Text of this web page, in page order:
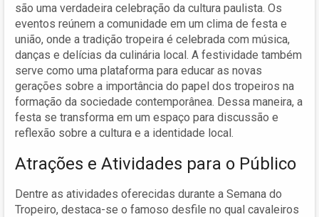
são uma verdadeira celebração da cultura paulista. Os
eventos reúnem a comunidade em um clima de festa e
união, onde a tradição tropeira é celebrada com música,
danças e delícias da culinária local. A festividade também
serve como uma plataforma para educar as novas
gerações sobre a importância do papel dos tropeiros na
formação da sociedade contemporânea. Dessa maneira, a
festa se transforma em um espaço para discussão e
reflexão sobre a cultura e a identidade local.
Atrações e Atividades para o Público
Dentre as atividades oferecidas durante a Semana do
Tropeiro, destaca-se o famoso desfile no qual cavaleiros